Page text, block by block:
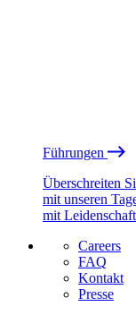
Führungen
Überschreiten
mit unseren
mit
Careers
FAQ
Kontakt
Presse